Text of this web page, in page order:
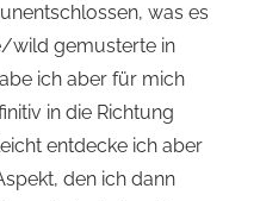
was es
wild gemusterte in
ich aber für mich
in die Richtung
entdecke ich aber
den ich dann